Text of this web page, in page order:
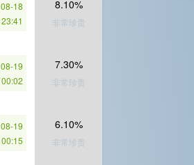
08-18
23:41
8.10%
非常珍贵
08-19
00:02
7.30%
非常珍贵
08-19
00:15
6.10%
非常珍贵